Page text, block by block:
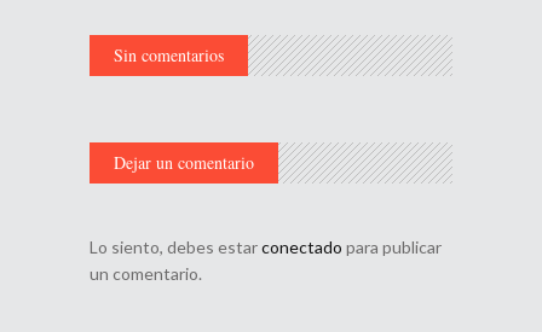
Sin comentarios
Dejar un comentario
Lo siento, debes estarconectado para publicar
un comentario.